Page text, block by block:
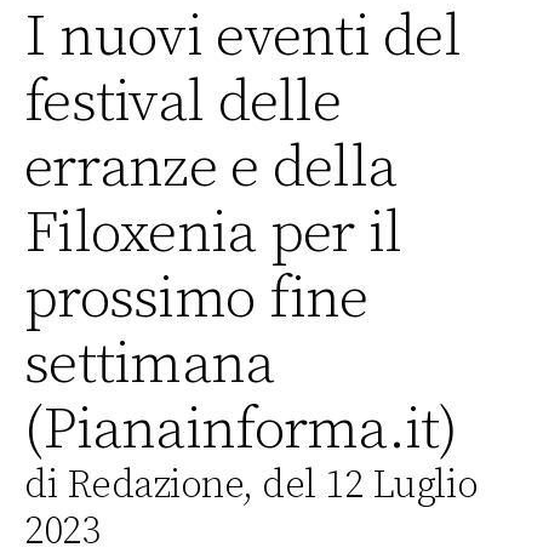
I nuovi eventi del
festival delle
erranze e della
Filoxenia per il
prossimo fine
settimana
(Pianainforma.it)
di Redazione, del 12 Luglio
2023